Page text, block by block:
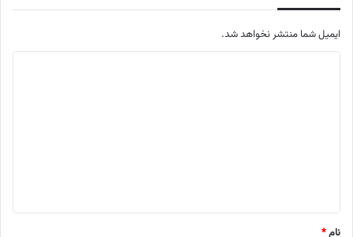
ایمیل شما منتشر نخواهد شد.
انام*